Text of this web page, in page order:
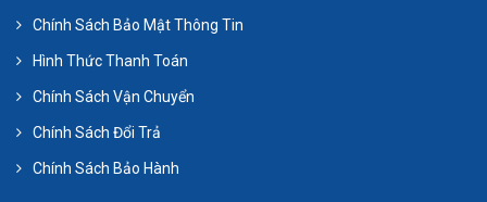
Động cơ được thiết kế với chuẩn IP54 ngăn
toàn không lo sợ bị điện giật.
Lắp đặt một cách dễ dàng: thật vậy, đối với
máy thổi khí con sò, bạn chỉ cần chọn một
Chính Sách Bảo Mật Thông Tin
Hình Thức Thanh Toán
Chính Sách Vận Chuyển
Chính Sách Đổi Trả
Chính Sách Bảo Hành